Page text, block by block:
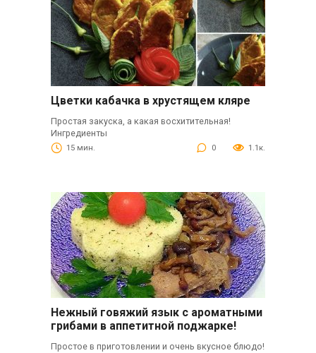
Цветки кабачка в хрустящем кляре
Простая закуска, а какая восхитительная!
Ингредиенты
15 мин. 0 1.1к.
Нежный говяжий язык с ароматными
грибами в аппетитной поджарке!
Простое в приготовлении и очень вкусное блюдо!